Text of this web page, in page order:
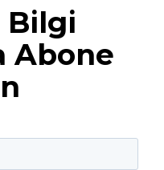
Bilgi
Abone